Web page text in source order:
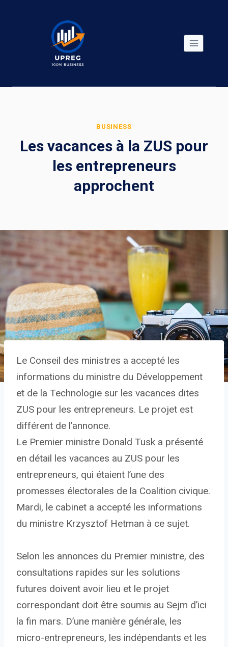
BUSINESS
Les vacances à la ZUS pour
les entrepreneurs
approchent
Le Conseil des ministres a accepté les
informations du ministre du Développement
et de la Technologie sur les vacances dites
ZUS pour les entrepreneurs. Le projet est
différent de l’annonce.
Le Premier ministre Donald Tusk a présenté
en détail les vacances au ZUS pour les
entrepreneurs, qui étaient l’une des
promesses électorales de la Coalition civique.
Mardi, le cabinet a accepté les informations
du ministre Krzysztof Hetman à ce sujet.
Selon les annonces du Premier ministre, des
consultations rapides sur les solutions
futures doivent avoir lieu et le projet
correspondant doit être soumis au Sejm d’ici
la fin mars. D’une manière générale, les
micro-entrepreneurs, les indépendants et les